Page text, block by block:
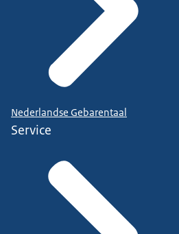
Nederlandse Gebarentaal
Service